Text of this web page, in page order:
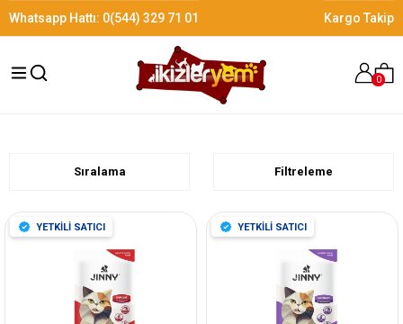
Whatsapp Hattı: 0(544) 329 71 01 Kargo Takip
0
Filtreleme
Sıralama
YETKİLİ SATICI YETKİLİ SATICI